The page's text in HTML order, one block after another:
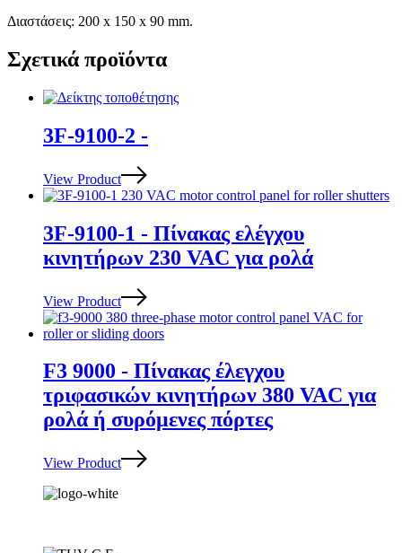
Διαστάσεις: 200 x 150 x 90 mm.
Σχετικά προϊόντα
3F-9100-2 -
View Product
3F-9100-1 - Πίνακας ελέγχου
κινητήρων 230 VAC για ρολά
View Product
F3 9000 - Πίνακας έλεγχου
τριφασικών κινητήρων 380 VAC για
ρολά ή συρόμενες πόρτες
View Product